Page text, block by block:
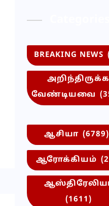
BREAKING NEWS
அறிந்திருக்க
வேண்டியவை
ஆசியா (6789)
ஆரோக்கியம்
(1611)